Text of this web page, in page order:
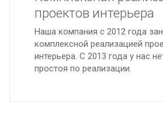
проектов интерьера
Наша компания с 2012 года
комплексной реализацией
интерьера. С 2013 года у нас
простоя по реализации.